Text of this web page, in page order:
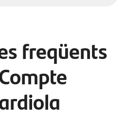
freqüents